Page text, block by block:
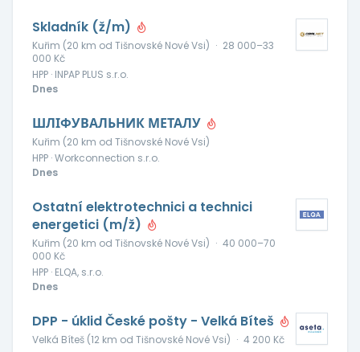
Skladník (ž/m)
Kuřim (20 km od Tišnovské Nové Vsi) · 28 000–33
000 Kč
HPP · INPAP PLUS s.r.o.
Dnes
ШЛІФУВАЛЬНИК МЕТАЛУ
Kuřim (20 km od Tišnovské Nové Vsi)
HPP · Workconnection s.r.o.
Dnes
Ostatní elektrotechnici a technici
energetici (m/ž)
Kuřim (20 km od Tišnovské Nové Vsi) · 40 000–70
000 Kč
HPP · ELQA, s.r.o.
Dnes
DPP - úklid České pošty - Velká Bíteš
Velká Bíteš (12 km od Tišnovské Nové Vsi) · 4 200 Kč